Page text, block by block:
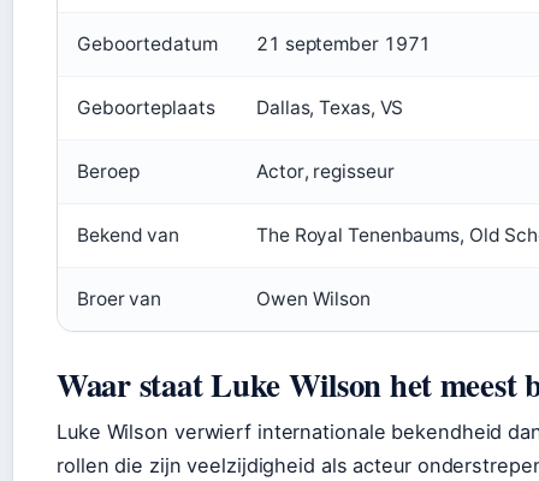
Geboortedatum 21 september 1971
Geboorteplaats Dallas, Texas, VS
Beroep Actor, regisseur
Bekend van The Royal Tenenbaums, Old
Broer van Owen Wilson
Waar staat Luke Wilson het meest
Luke Wilson verwierf internationale bekendheid
rollen die zijn veelzijdigheid als acteur